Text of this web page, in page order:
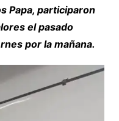
Papa, participaron
el pasado
por la mañana.